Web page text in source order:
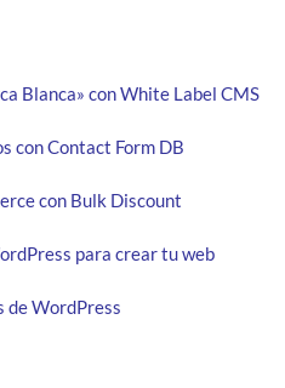
Blanca» con White Label CMS
con Contact Form DB
con Bulk Discount
para crear tu web
de WordPress